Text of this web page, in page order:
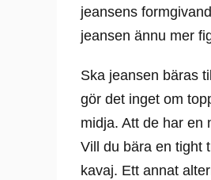
jeansens
jeansen ännu mer
Ska jeansen bäras
gör det inget om
midja. Att de har en
Vill du bära en tight
kavaj. Ett annat